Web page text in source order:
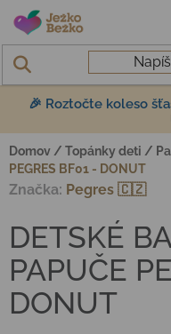
Prejsť na obsah
🎉 Roztočte koleso
Domov / Topánky deti /
PEGRES BF01 - DONUT
DETSKÉ
PAPUČE
DONUT
Značka: Pegres 🇨🇿